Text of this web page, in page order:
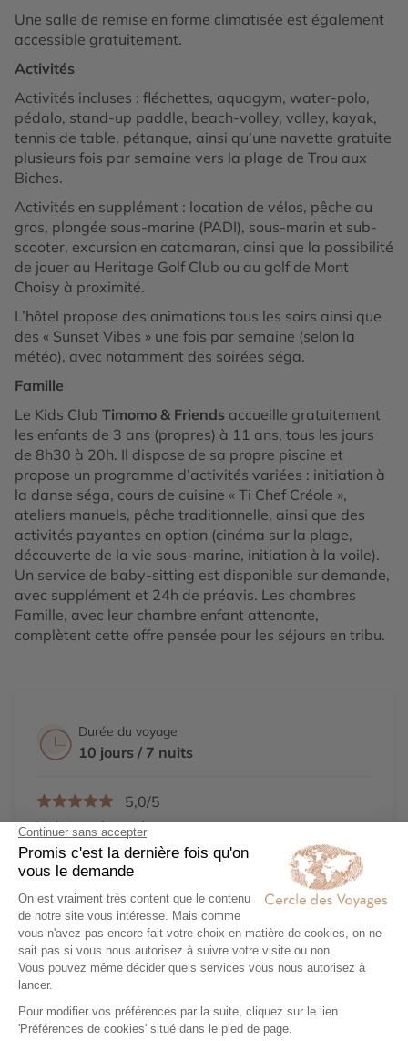
Une salle de remise en forme climatisée est également
accessible gratuitement.
Activités
Activités incluses : fléchettes, aquagym, water-polo,
pédalo, stand-up paddle, beach-volley, volley, kayak,
tennis de table, pétanque, ainsi qu’une navette gratuite
plusieurs fois par semaine vers la plage de Trou aux
Biches.
Activités en supplément : location de vélos, pêche au
gros, plongée sous-marine (PADI), sous-marin et sub-
scooter, excursion en catamaran, ainsi que la possibilité
de jouer au Heritage Golf Club ou au golf de Mont
Choisy à proximité.
L’hôtel propose des animations tous les soirs ainsi que
des « Sunset Vibes » une fois par semaine (selon la
météo), avec notamment des soirées séga.
Famille
Le Kids Club Timomo & Friends accueille gratuitement
les enfants de 3 ans (propres) à 11 ans, tous les jours
de 8h30 à 20h. Il dispose de sa propre piscine et
propose un programme d’activités variées : initiation à
la danse séga, cours de cuisine « Ti Chef Créole »,
ateliers manuels, pêche traditionnelle, ainsi que des
activités payantes en option (cinéma sur la plage,
découverte de la vie sous-marine, initiation à la voile).
Un service de baby-sitting est disponible sur demande,
avec supplément et 24h de préavis. Les chambres
Famille, avec leur chambre enfant attenante,
complètent cette offre pensée pour les séjours en tribu.
Durée du voyage
10 jours / 7 nuits
5,0/5
Voir tous les avis
Des conseillers créateurs d'
expériences
Des voyages 100%personnalisables
Unengagementlocal et responsable
Une agence 31
Avenue Opéra , Paris